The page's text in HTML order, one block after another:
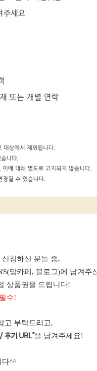
청하신 분들 중,
맘카페, 블로그)에 남겨주신
상품권을 드립니다!
수!
고 부탁드리고,
후기 URL"을 남겨주세요!
다^^